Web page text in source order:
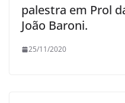
palestra em Prol
João Baroni.
25/11/2020